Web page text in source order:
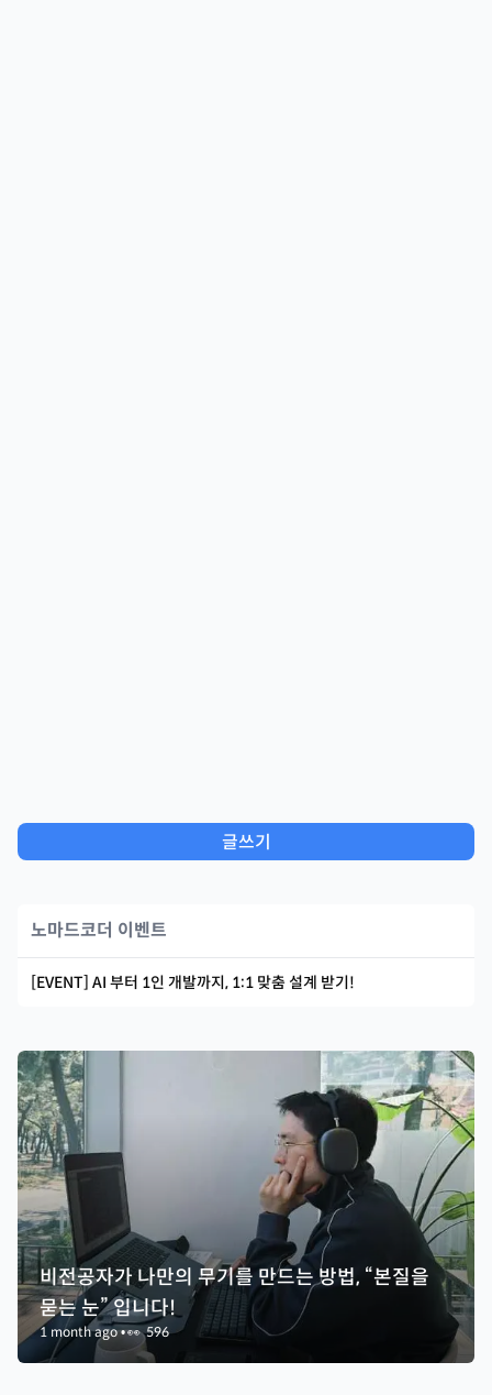
글쓰기
노마드코더 이벤트
[EVENT] AI 부터 1인 개발까지, 1:1 맞춤 설계 받기!
비전공자가 나만의 무기를 만드는 방법, “본질을
묻는 눈” 입니다!
1 month ago•👀596